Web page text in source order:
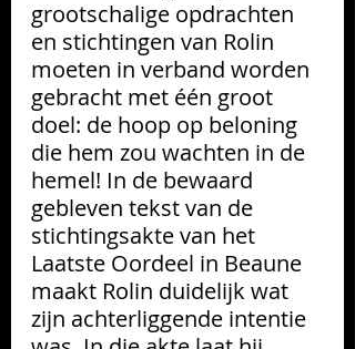
grootschalige opdrachten
en stichtingen van Rolin
moeten in verband worden
gebracht met één groot
doel: de hoop op beloning
die hem zou wachten in de
hemel! In de bewaard
gebleven tekst van de
stichtingsakte van het
Laatste Oordeel in Beaune
maakt Rolin duidelijk wat
zijn achterliggende intentie